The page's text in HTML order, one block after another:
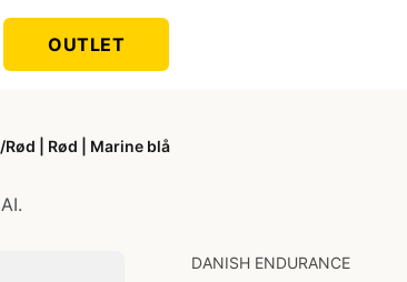
OUTLET
Rød | Rød | Marine blå
DANISH ENDURANCE